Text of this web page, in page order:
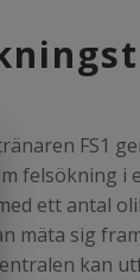
FS1
felsökning i
ett antal
mäta sig
kan